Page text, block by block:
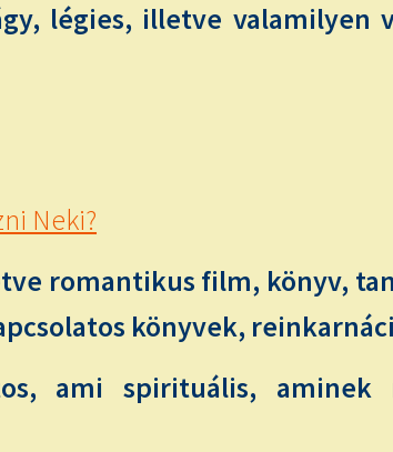
légies, illetve valamilyen
Neki?
romantikus film, könyv,
könyvek,
ami spirituális, aminek